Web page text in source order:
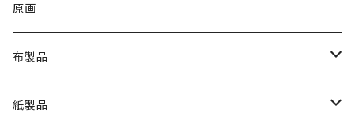
原画
布製品
Ｔシャツ
紙製品